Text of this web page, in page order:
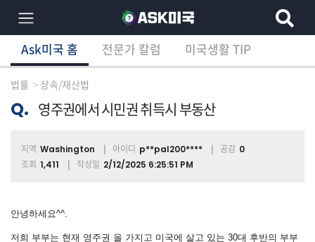
×
분
별
상
담
체
Ask미국 홈 전문가 칼럼 미국생활 TIP
Ask미국 홈 전문가 칼럼 미국생활 TIP
법률 상속/재산법
Q. 영주권에서 시민권 취득시 부동산
지역 Washington 아이디 p**pal200**** 공감 0
조회 1,411 작성일 2/12/2025 6:25:51 PM
안녕하세요^^.
저희 부부는 현재 영주권 을 가지고 미국에 살고 있는 30대 후반의 부부